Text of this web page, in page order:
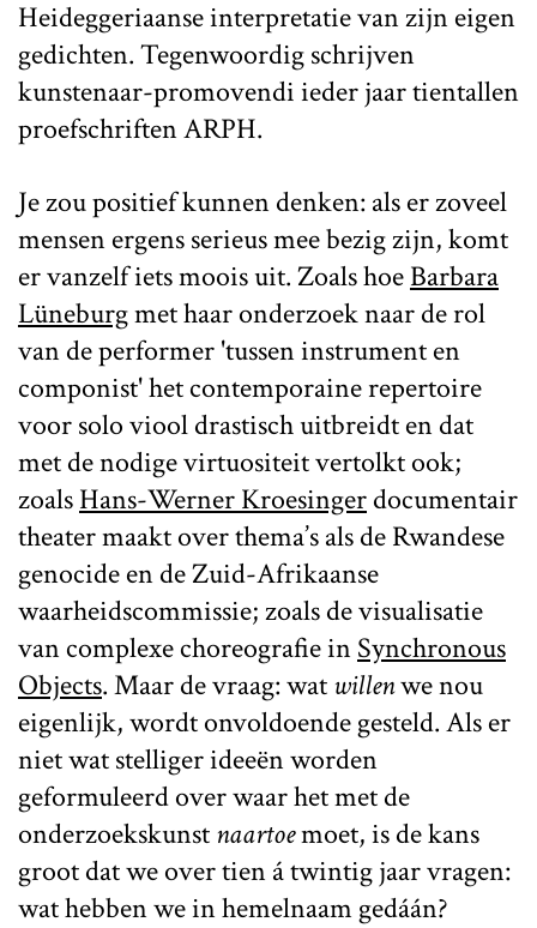
Heideggeriaanse interpretatie van zijn eigen
gedichten. Tegenwoordig schrijven
kunstenaar-promovendi ieder jaar tientallen
proefschriften ARPH.
Je zou positief kunnen denken: als er zoveel
mensen ergens serieus mee bezig zijn, komt
er vanzelf iets moois uit. Zoals hoeBarbara
Lüneburgmet haar onderzoek naar de rol
van de performer 'tussen instrument en
componist' het contemporaine repertoire
voor solo viool drastisch uitbreidt en dat
met de nodige virtuositeit vertolkt ook;
zoalsHans-Werner Kroesingerdocumentair
theater maakt over thema’s als de Rwandese
genocide en de Zuid-Afrikaanse
waarheidscommissie; zoals de visualisatie
van complexe choreografie inSynchronous
Objects. Maar de vraag: watwillenwe nou
eigenlijk, wordt onvoldoende gesteld. Als er
niet wat stelliger ideeën worden
geformuleerd over waar het met de
onderzoekskunstnaartoemoet, is de kans
groot dat we over tien á twintig jaar vragen:
wat hebben we in hemelnaam gedáán?